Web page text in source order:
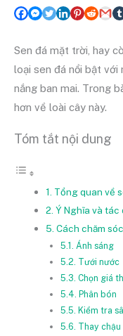
Sen đá mặt trời, hay
loại sen đá nổi bật với
nắng ban mai. Trong
hơn về loài cây này.
Tóm tắt nội dung
1. Tổng quan về
2. Ý Nghĩa và
5. Cách chăm
5.1. Ánh sáng
5.2. Tưới nước
5.3. Chọn giá
5.4. Phân bón
5.5. Kiểm tra
5.6. Thay chậu